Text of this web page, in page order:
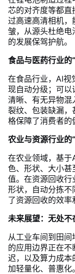
芯的对齐度等都
过高速高清相机，
皱，从源头杜绝电
的发展保驾护航。
食品与医药行业的
在食品行业，AI视
现自动分级；可
清晰、有无异物混
裂纹、包装缺漏，
格保障了消费者的
农业与资源行业的
在农业领域，基
色、形状、大小甚
值。在资源回收行
形状，自动分拣
了资源回收的效率
未来展望：无处不
从工业车间到田
的应用边界正在
迟，以及算力成本
加轻量化、普惠化。